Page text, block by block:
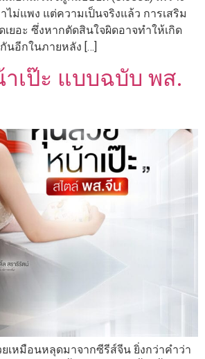
ไม่แพง แต่ความเป็นจริงแล้ว การเสริม
ยอะ ซึ่งหากตัดสินใจผิดอาจทำให้เกิด
อีกในภายหลัง […]
เป๊ะ แบบฉบับ พส.
เหมือนหลุดมาจากซีรีส์จีน ยิ่งกว่าคำว่า